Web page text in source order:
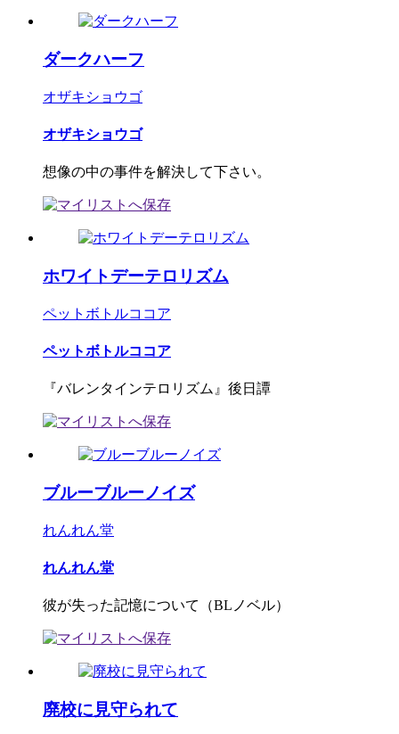
ダークハーフ
オザキショウゴ
オザキショウゴ
想像の中の事件を解決して下さい。
ホワイトデーテロリズム
ペットボトルココア
ペットボトルココア
『バレンタインテロリズム』後日譚
ブルーブルーノイズ
れんれん堂
れんれん堂
彼が失った記憶について（BLノベル）
廃校に見守られて